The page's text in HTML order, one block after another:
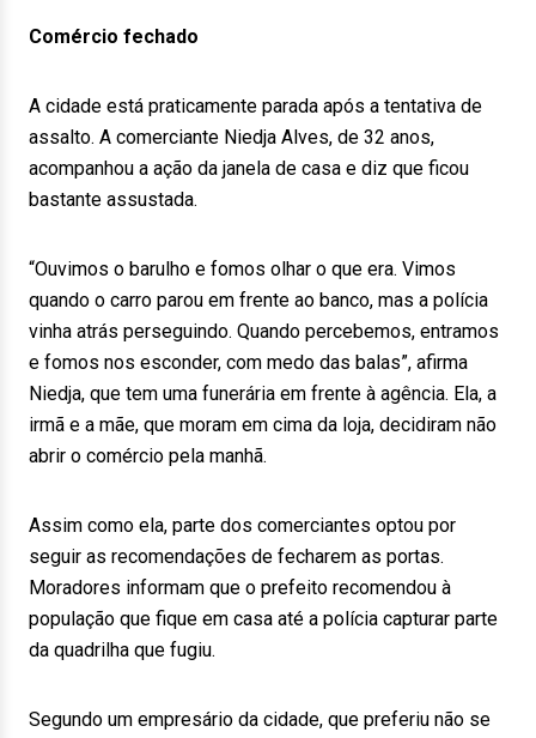
Comércio fechado
A cidade está praticamente parada após a tentativa de
assalto. A comerciante Niedja Alves, de 32 anos,
acompanhou a ação da janela de casa e diz que ficou
bastante assustada.
“Ouvimos o barulho e fomos olhar o que era. Vimos
quando o carro parou em frente ao banco, mas a polícia
vinha atrás perseguindo. Quando percebemos, entramos
e fomos nos esconder, com medo das balas”, afirma
Niedja, que tem uma funerária em frente à agência. Ela, a
irmã e a mãe, que moram em cima da loja, decidiram não
abrir o comércio pela manhã.
Assim como ela, parte dos comerciantes optou por
seguir as recomendações de fecharem as portas.
Moradores informam que o prefeito recomendou à
população que fique em casa até a polícia capturar parte
da quadrilha que fugiu.
Segundo um empresário da cidade, que preferiu não se